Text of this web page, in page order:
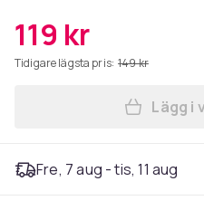
119 kr
Tidigare lägsta pris: 149 kr
Lägg i
Fre, 7 aug - tis, 11 aug